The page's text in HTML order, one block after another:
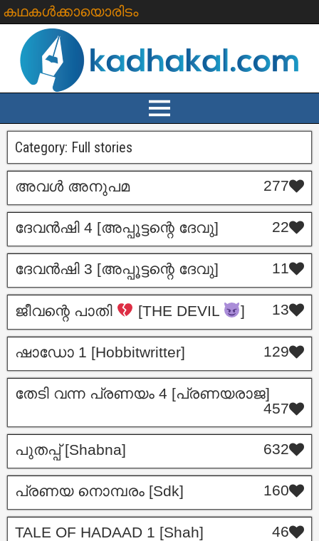
കഥകൾക്കായൊരിടം
Category: Full stories
അവൾ അനുപമ 277
ദേവൻഷി 4 [അപ്പൂട്ടന്റെ ദേവു] 22
ദേവൻഷി 3 [അപ്പൂട്ടന്റെ ദേവു] 11
ജീവന്റെ പാതി [THE DEVIL ] 13
ഷാഡോ 1 [Hobbitwritter] 129
തേടി വന്ന പ്രണയം 4 [പ്രണയരാജ]
457
പുതപ്പ് [Shabna] 632
പ്രണയ നൊമ്പരം [Sdk] 160
TALE OF HADAAD 1 [Shah] 46